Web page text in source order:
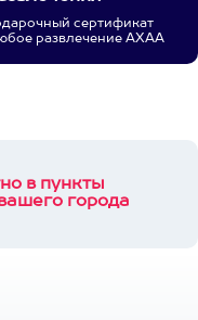
сертификат
развлечение АХАА
в пункты
города